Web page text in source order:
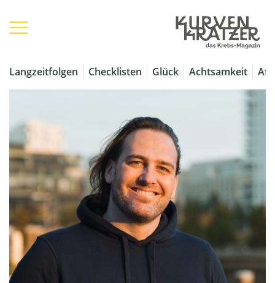
Langzeitfolgen Checklisten Glück Achtsamkeit